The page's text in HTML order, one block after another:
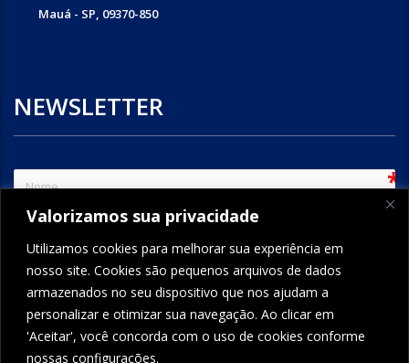
Valorizamos sua privacidade
Utilizamos cookies para melhorar sua experiência em
nosso site. Cookies são pequenos arquivos de dados
armazenados no seu dispositivo que nos ajudam a
personalizar e otimizar sua navegação. Ao clicar em
'Aceitar', você concorda com o uso de cookies conforme
nossas configurações.
Mauá - SP, 09370-850
NEWSLETTER